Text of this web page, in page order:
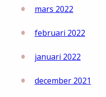
mars 2022
februari 2022
januari 2022
december 2021